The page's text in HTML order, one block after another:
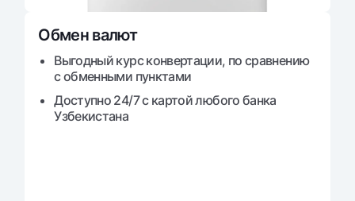
Обмен валют
Выгодный курс конвертации, по сравнению
с обменными пунктами
Доступно 24/7 с картой любого банка
Узбекистана